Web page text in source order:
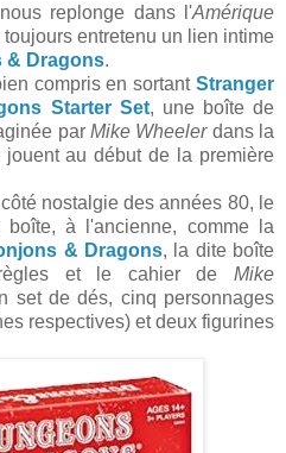
replonge dans l'Amérique
entretenu un lien intime
& Dragons.
compris en sortantStranger
Starter Set, une boîte de
par Mike Wheelerdans la
au début de la première
nostalgie des années 80, le
à l'ancienne, comme la
& Dragons, la dite boîte
et le cahier de Mike
set de dés, cinq personnages
respectives) et deux figurines